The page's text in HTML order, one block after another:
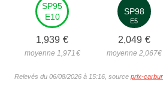
SP95
E10
1,939 €
moyenne 1,971 €
SP98
E5
2,049 €
moyenne 2,067€
Relevés du 06/08/2026 à 15:16, source prix-